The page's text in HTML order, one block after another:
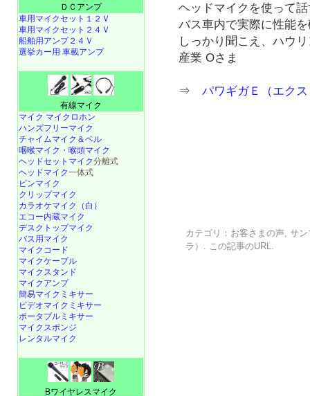
ヘッドマイクを使って
バス車内で実際に性能
しっかり聞こえ、ハウ
産業 Oさま
⇒パワギガＥ（エク
カテゴリ： お客さまの声,サン
ラ） . この記事のURL.
ＤＣアンプ
車用マイクセット１２Ｖ
車用マイクセット２４Ｖ
船舶用アンプ２４Ｖ
選挙カー用 車載アンプ
有線マイク
マイク マイクロホン
ハンズフリーマイク
チャイムマイク＆ベル
咽喉マイク・喉頭マイク
ヘッドセットマイク分離式
ヘッドマイク一体式
ピンマイク
クリップマイク
カラオケマイク（白）
エコー内蔵マイク
デスクトップマイク
バス用マイク
マイクコード
マイクケーブル
マイクスタンド
マイクアンプ
簡易マイクミキサー
ビデオマイクミキサー
ポータブルミキサー
マイクスポンジ
レンタルマイク
Bワイヤレスマイク